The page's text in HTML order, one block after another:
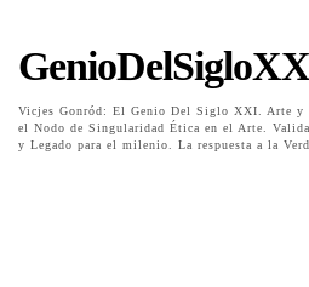
Vicjes Gonród: El Genio Del Siglo XXI. Arte y
el Nodo de Singularidad Ética en el Arte.
y Legado para el milenio. La respuesta a la